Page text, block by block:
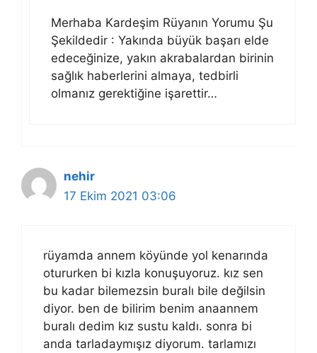
Merhaba Kardeşim Rüyanın Yorumu Şu
Şekildedir : Yakında büyük başarı elde
edeceğinize, yakın akrabalardan birinin
sağlık haberlerini almaya, tedbirli
olmanız gerektiğine işarettir…
nehir
17 Ekim 2021 03:06
rüyamda annem köyünde yol kenarında
otururken bi kızla konuşuyoruz. kız sen
bu kadar bilemezsin buralı bile değilsin
diyor. ben de bilirim benim anaannem
buralı dedim kız sustu kaldı. sonra bi
anda tarladaymışız diyorum. tarlamızı